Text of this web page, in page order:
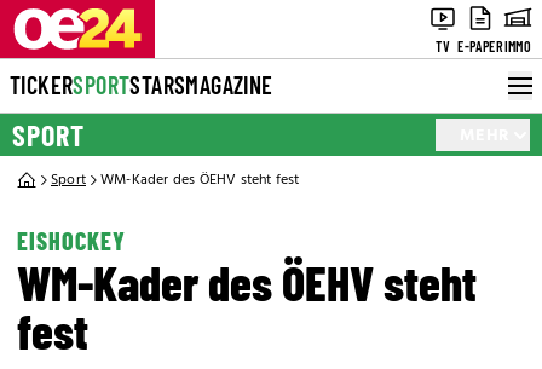
TV E-PAPERIMMO
TICKERSPORTSTARSMAGAZINE
SPORT
Sport WM-Kader des ÖEHV steht fest
EISHOCKEY
WM-Kader des ÖEHV steht
fest